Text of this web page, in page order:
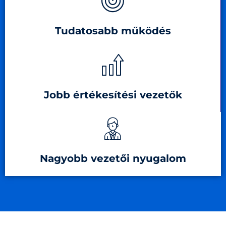
Tudatosabb működés
Jobb értékesítési vezetők
Nagyobb vezetői nyugalom